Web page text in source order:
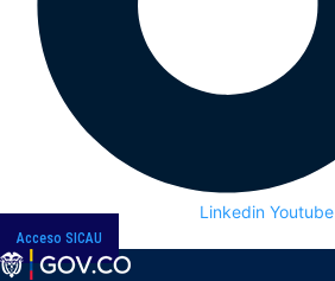
Linkedin Youtube
Acceso SICAU